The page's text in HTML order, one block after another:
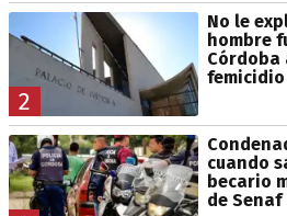
2
No le
hombre
Córdoba
femicidio
cuando
becario
de Senaf